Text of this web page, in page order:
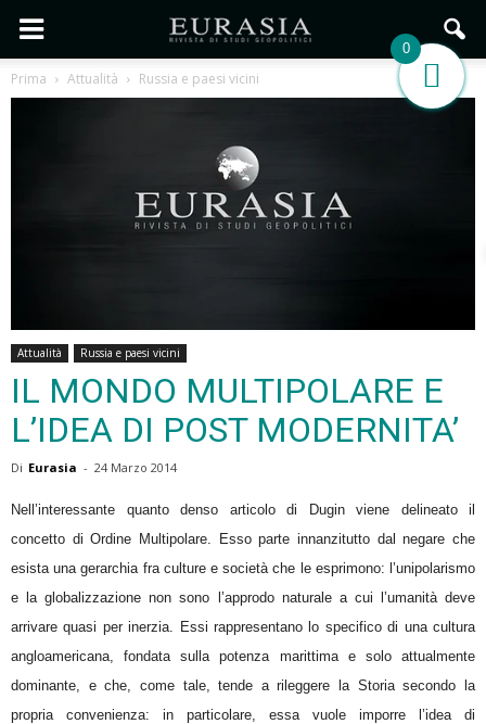
Prima Attualità Russia e paesi vicini
Attualità Russia e paesi vicini
IL MONDO MULTIPOLARE E
L’IDEA DI POST MODERNITA’
Di Eurasia - 24 Marzo 2014
Nell’interessante quanto denso articolo di Dugin viene delineato il
concetto di Ordine Multipolare. Esso parte innanzitutto dal negare che
esista una gerarchia fra culture e società che le esprimono: l’unipolarismo
e la globalizzazione non sono l’approdo naturale a cui l’umanità deve
arrivare quasi per inerzia. Essi rappresentano lo specifico di una cultura
angloamericana, fondata sulla potenza marittima e solo attualmente
dominante, e che, come tale, tende a rileggere la Storia secondo la
propria convenienza: in particolare, essa vuole imporre l’idea di
0